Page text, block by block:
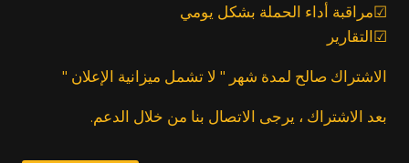
☑مراقبة أداء الحملة بشكل يومي
☑التقارير
الاشتراك صالح لمدة شهر " لا تشمل ميزانية الإعلان "
بعد الاشتراك ، يرجى الاتصال بنا من خلال الدعم.